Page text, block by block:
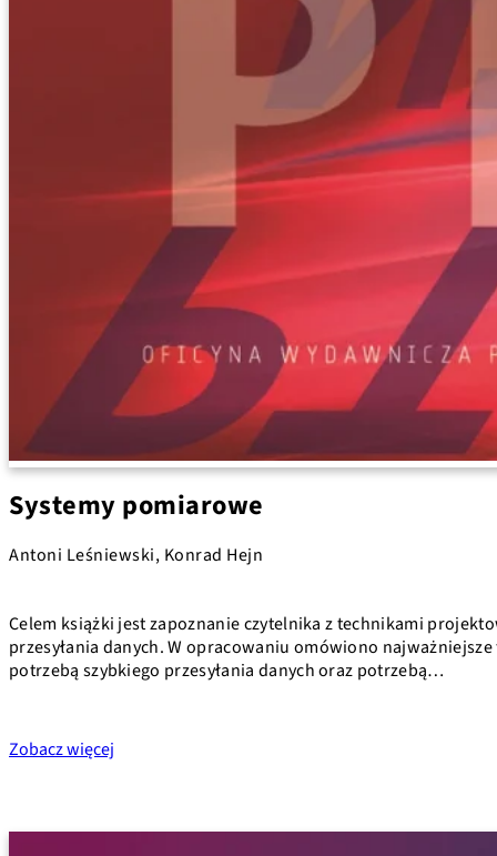
Systemy pomiarowe
Antoni Leśniewski, Konrad Hejn
Celem książki jest zapoznanie czytelnika z technikami
przesyłania danych. W opracowaniu omówiono
potrzebą szybkiego przesyłania danych oraz potrzebą…
Zobacz więcej